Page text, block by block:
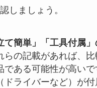
しましょう。
て簡単」「工具付属
らの記載があれば、
である可能性が高い
ドライバーなど）が